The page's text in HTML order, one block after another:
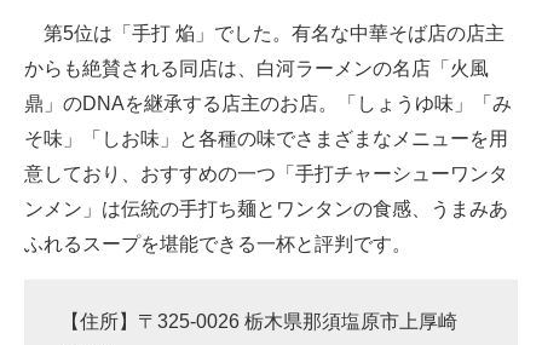
第5位は「手打 焔」でした。有名な中華そば店の店主
からも絶賛される同店は、白河ラーメンの名店「火風
鼎」のDNAを継承する店主のお店。「しょうゆ味」「み
そ味」「しお味」と各種の味でさまざまなメニューを用
意しており、おすすめの一つ「手打チャーシューワンタ
ンメン」は伝統の手打ち麺とワンタンの食感、うまみあ
ふれるスープを堪能できる一杯と評判です。
【住所】〒325-0026 栃木県那須塩原市上厚崎